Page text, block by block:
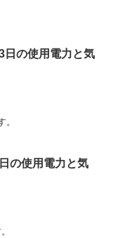
日の使用電力と気
の使用電力と気